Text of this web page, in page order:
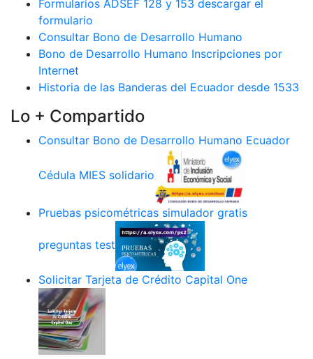
Formularios ADSEF 128 y 153 descargar el
formulario
Consultar Bono de Desarrollo Humano
Bono de Desarrollo Humano Inscripciones por
Internet
Historia de las Banderas del Ecuador desde 1533
Lo + Compartido
Consultar Bono de Desarrollo Humano Ecuador
Cédula MIES solidario
Pruebas psicométricas simulador gratis
preguntas test
Solicitar Tarjeta de Crédito Capital One